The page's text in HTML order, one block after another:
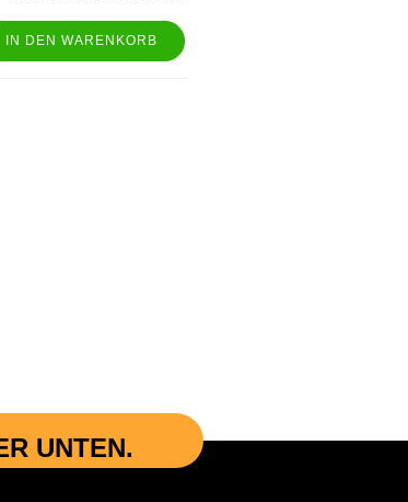
IN DEN WARENKORB
UNTEN.